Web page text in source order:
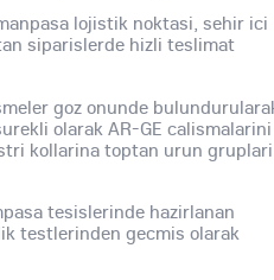
lojistik noktasi, sehir ici
siparislerde hizli teslimat
goz onunde
olarak AR-GE calismalarini
kollarina toptan urun gruplari
tesislerinde hazirlanan
testlerinden gecmis olarak